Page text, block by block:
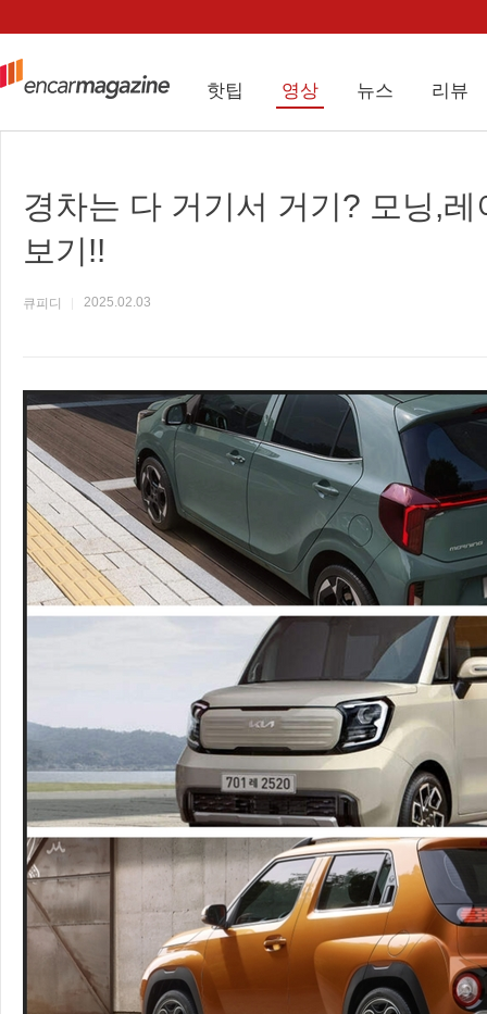
핫팁 영상 뉴스 리뷰
경차는 다 거기서 거기? 모닝,
보기!!
큐피디 2025.02.03